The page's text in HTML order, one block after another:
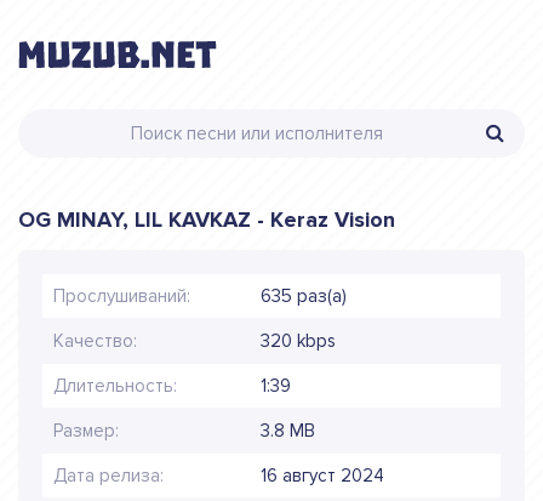
OG MINAY, LIL KAVKAZ - Keraz Vision
Прослушиваний: 635 раз(а)
Качество: 320 kbps
Длительность: 1:39
Размер: 3.8 MB
Дата релиза: 16 август 2024